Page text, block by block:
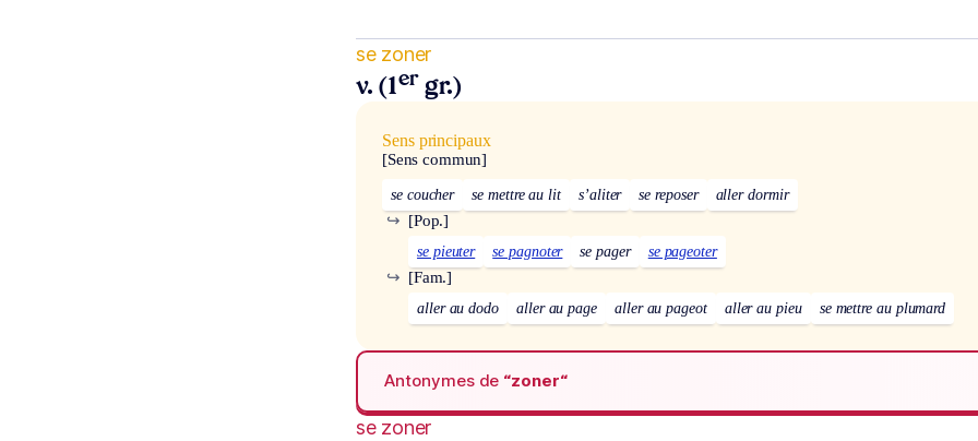
se zoner
v. (1er gr.)
Sens principaux
[Sens commun]
se coucher se mettre au lit s’aliter se reposer aller dormir
[Pop.]
↪
se pieuter se pagnoter se pager se pageoter
[Fam.]
↪
aller au dodo aller au page aller au pageot aller au pieu se mettre au plumard
Antonymes de “zoner“
se zoner